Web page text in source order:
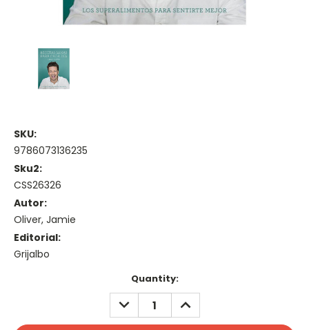
SKU:
9786073136235
Sku2:
CSS26326
Autor:
Oliver, Jamie
Editorial:
Grijalbo
Quantity:
DECREASE
QUANTITY:
INCREASE
QUANTITY: